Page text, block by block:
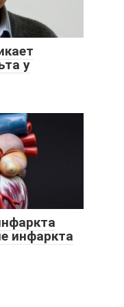
у
инфаркта